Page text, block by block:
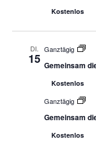
Kostenlos
DI.
15
Ganztägig
Gemeinsam
Kostenlos
Ganztägig
Gemeinsam
Kostenlos